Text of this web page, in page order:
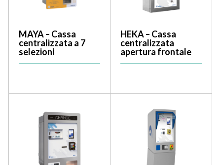
MAYA – Cassa
centralizzata a 7
selezioni
HEKA – Cassa
centralizzata
apertura frontale